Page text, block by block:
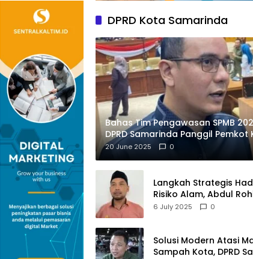
DPRD Kota Samarinda
Bahas Tim Pengawasan SPMB
DPRD Samarinda Panggil Pemkot
Tepian
20 June 2025 0
Langkah Strategis
Risiko Alam, Abdul
Samarinda Siap Jadi
6 July 2025 0
Solusi Modern Atasi
Sampah Kota, DPRD